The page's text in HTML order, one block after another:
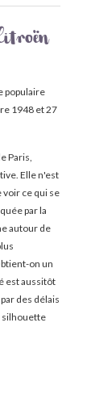
populaire
1948 et 27
Paris,
Elle n'est
voir ce qui se
par la
autour de
on un
est aussitôt
des délais
silhouette